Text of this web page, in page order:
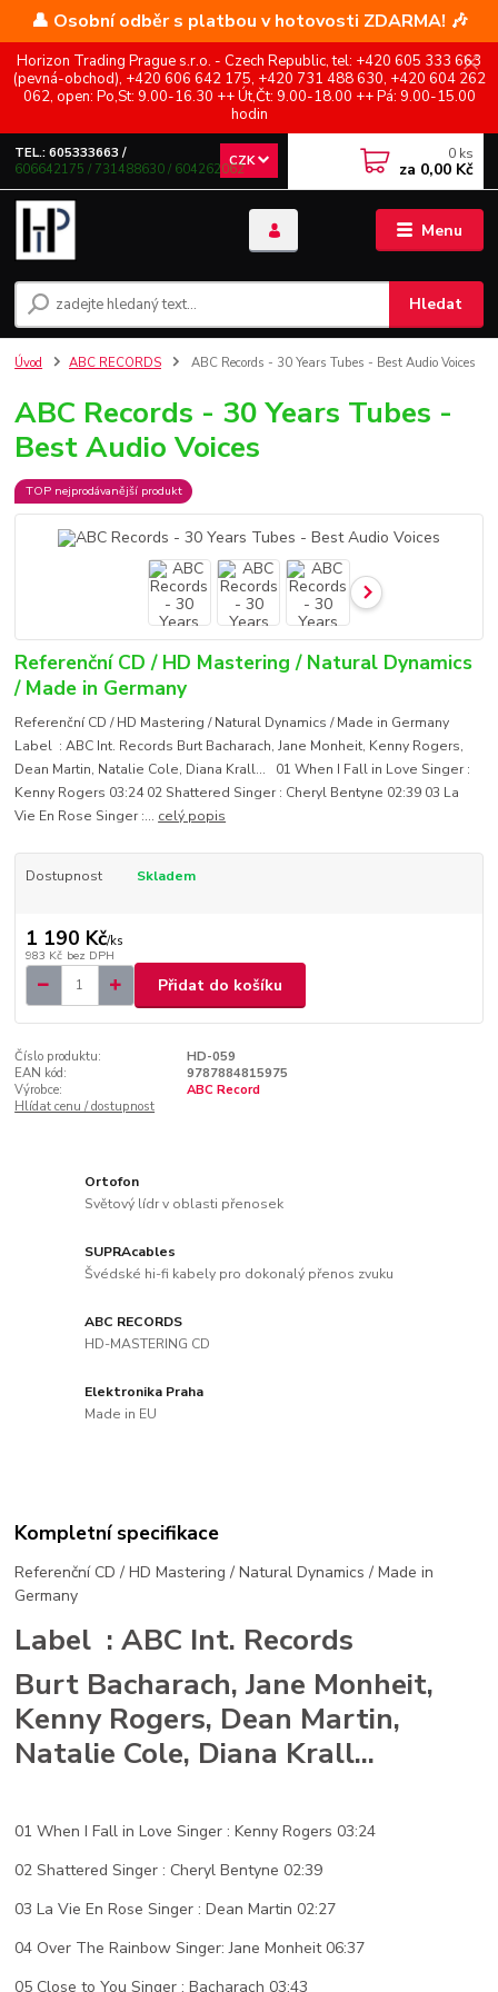
👤 Osobní odběr s platbou v hotovosti ZDARMA! 🎶
Horizon Trading Prague s.r.o. - Czech Republic, tel: +420 605 333 663
(pevná-obchod), +420 606 642 175, +420 731 488 630, +420 604 262
062, open: Po,St: 9.00-16.30 ++ Út,Čt: 9.00-18.00 ++ Pá: 9.00-15.00
hodin
Menu
CZK
Hledat
TEL.: 605333663 /
606642175 / 731488630 / 604262062
0 ks
za 0,00 Kč
Úvod ABC RECORDS ABC Records - 30 Years Tubes - Best Audio Voices
ABC Records - 30 Years Tubes -
Best Audio Voices
TOP nejprodávanější produkt
Referenční CD / HD Mastering / Natural Dynamics
/ Made in Germany
Referenční CD / HD Mastering / Natural Dynamics / Made in Germany
Label : ABC Int. Records Burt Bacharach, Jane Monheit, Kenny Rogers,
Dean Martin, Natalie Cole, Diana Krall... 01 When I Fall in Love Singer :
Kenny Rogers 03:24 02 Shattered Singer : Cheryl Bentyne 02:39 03 La
Vie En Rose Singer :... celý popis
Dostupnost Skladem
1 190 Kč/ks
983 Kč bez DPH
Přidat do košíku
Číslo produktu:
HD-059
EAN kód:
9787884815975
Výrobce:
ABC Record
Hlídat cenu / dostupnost
Ortofon
Světový lídr v oblasti přenosek
SUPRAcables
Švédské hi-fi kabely pro dokonalý přenos zvuku
ABC RECORDS
HD-MASTERING CD
Elektronika Praha
Made in EU
Kompletní specifikace
Referenční CD / HD Mastering / Natural Dynamics / Made in
Germany
Label : ABC Int. Records
Burt Bacharach, Jane Monheit,
Kenny Rogers, Dean Martin,
Natalie Cole, Diana Krall...
01 When I Fall in Love Singer : Kenny Rogers 03:24
02 Shattered Singer : Cheryl Bentyne 02:39
03 La Vie En Rose Singer : Dean Martin 02:27
04 Over The Rainbow Singer: Jane Monheit 06:37
05 Close to You Singer : Bacharach 03:43